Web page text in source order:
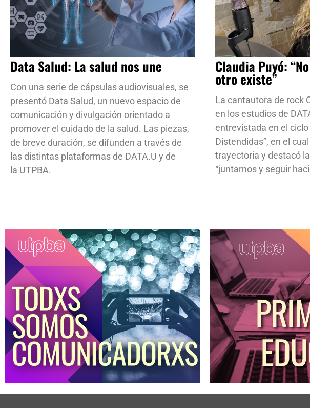
Data Salud: La salud nos une
Con una serie de cápsulas audiovisuales, se
presentó Data Salud, un nuevo espacio de
comunicación y divulgación orientado a
promover el cuidado de la salud. Las piezas,
de breve duración, se difunden a través de
las distintas plataformas de DATA.U y de
la UTPBA.
Claudia Puyó:
otro existe”
La cantautora de rock
en los estudios de
entrevistada en el ciclo
Distendidas”, en el
trayectoria y destacó
“juntarnos y seguir